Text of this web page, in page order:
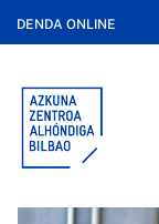
DENDA ONLINE